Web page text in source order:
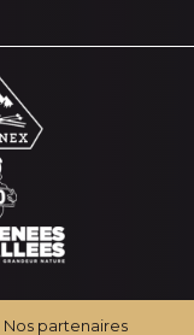
Nos partenaires